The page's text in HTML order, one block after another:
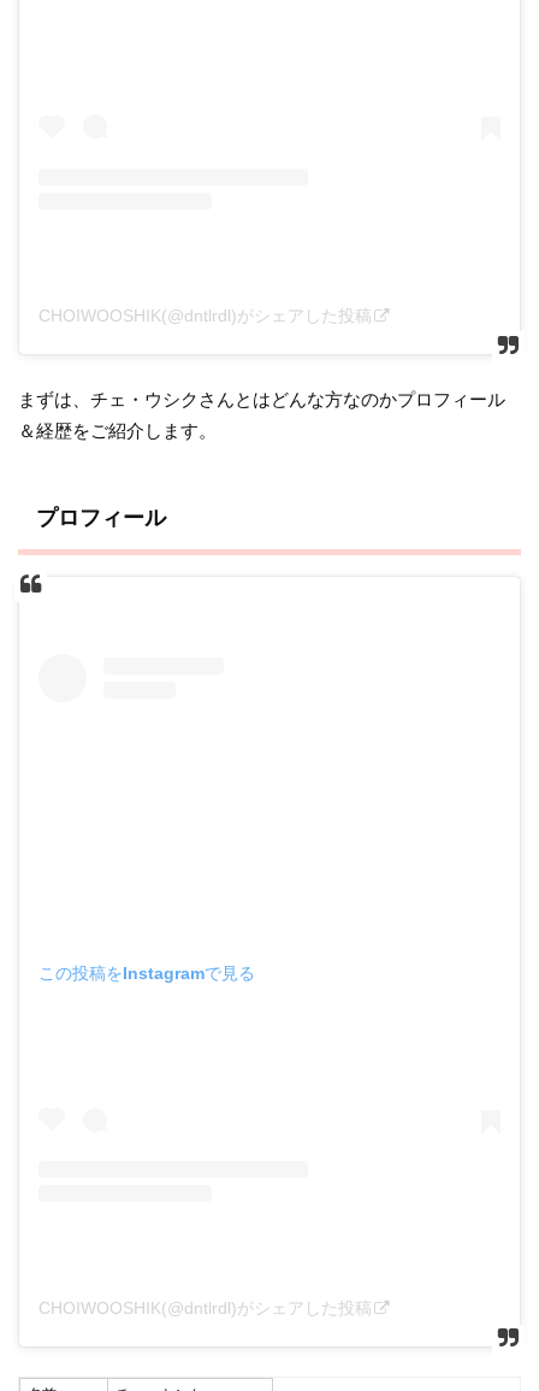
CHOIWOOSHIK(@dntlrdl)がシェアした投稿
まずは、チェ・ウシクさんとはどんな方なのかプロフィール
＆経歴をご紹介します。
プロフィール
この投稿をInstagramで見る
CHOIWOOSHIK(@dntlrdl)がシェアした投稿